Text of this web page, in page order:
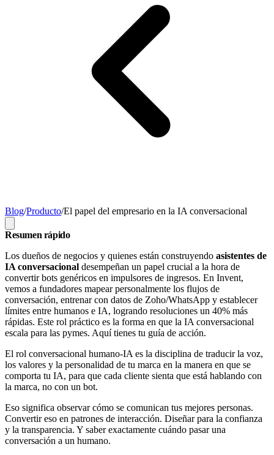
Blog/Producto/El papel del empresario en la IA conversacional
Resumen rápido
Los dueños de negocios y quienes están construyendo asistentes de
IA conversacional desempeñan un papel crucial a la hora de
convertir bots genéricos en impulsores de ingresos. En Invent,
vemos a fundadores mapear personalmente los flujos de
conversación, entrenar con datos de Zoho/WhatsApp y establecer
límites entre humanos e IA, logrando resoluciones un 40% más
rápidas. Este rol práctico es la forma en que la IA conversacional
escala para las pymes. Aquí tienes tu guía de acción.
El rol conversacional humano-IA es la disciplina de traducir la voz,
los valores y la personalidad de tu marca en la manera en que se
comporta tu IA, para que cada cliente sienta que está hablando con
la marca, no con un bot.
Eso significa observar cómo se comunican tus mejores personas.
Convertir eso en patrones de interacción. Diseñar para la confianza
y la transparencia. Y saber exactamente cuándo pasar una
conversación a un humano.